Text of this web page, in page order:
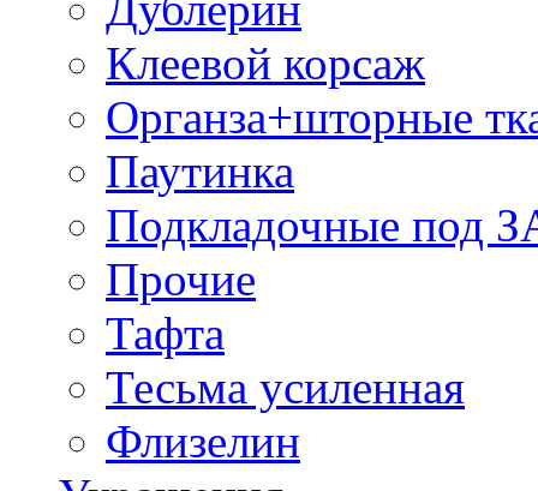
Клеевой корсаж
Органза+шторные
Паутинка
Подкладочные под
Прочие
Тафта
Тесьма усиленная
Флизелин